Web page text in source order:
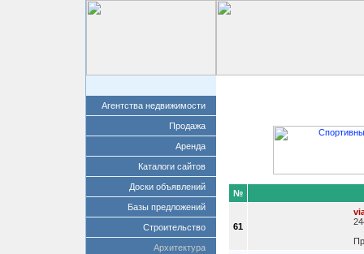
Агентства недвижимости
Продажа
Аренда
Каталоги сайтов
Доски объявлений
Базы предложений
Строительство
Архитектура
№
61